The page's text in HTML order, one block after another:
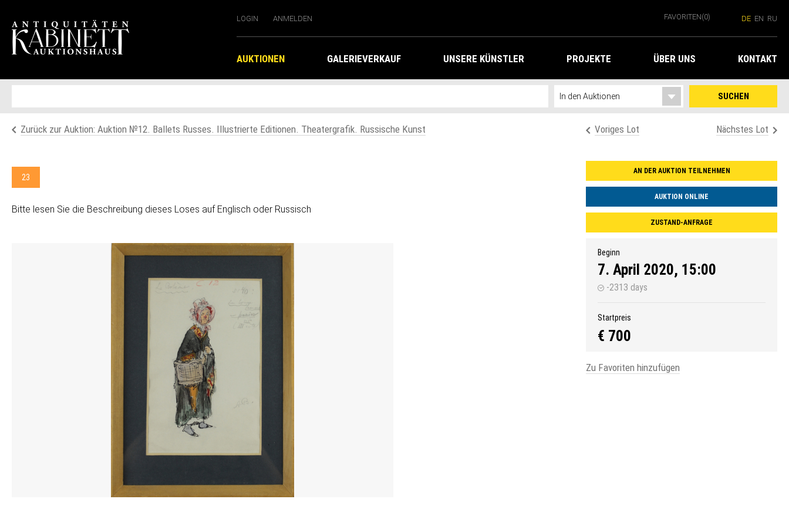
LOGIN ANMELDEN FAVORITEN(0) DE EN RU
AUKTIONEN GALERIEVERKAUF UNSERE KÜNSTLER PROJEKTE ÜBER UNS KONTAKT
SUCHEN
Zurück zur Auktion: Аuktion №12. Ballets Russes. Illustrierte Editionen. Theatergrafik. Russische Kunst Voriges Lot Nächstes Lot
23
Bitte lesen Sie die Beschreibung dieses Loses auf Englisch oder Russisch
AN DER AUKTION TEILNEHMEN
AUKTION ONLINE
ZUSTAND-ANFRAGE
Beginn
7. April 2020, 15:00
-2313 days
Startpreis
€ 700
Zu Favoriten hinzufügen